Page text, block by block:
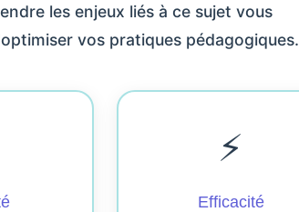
les enjeux liés à ce sujet vous
vos pratiques pédagogiques.
⚡
Efficacité